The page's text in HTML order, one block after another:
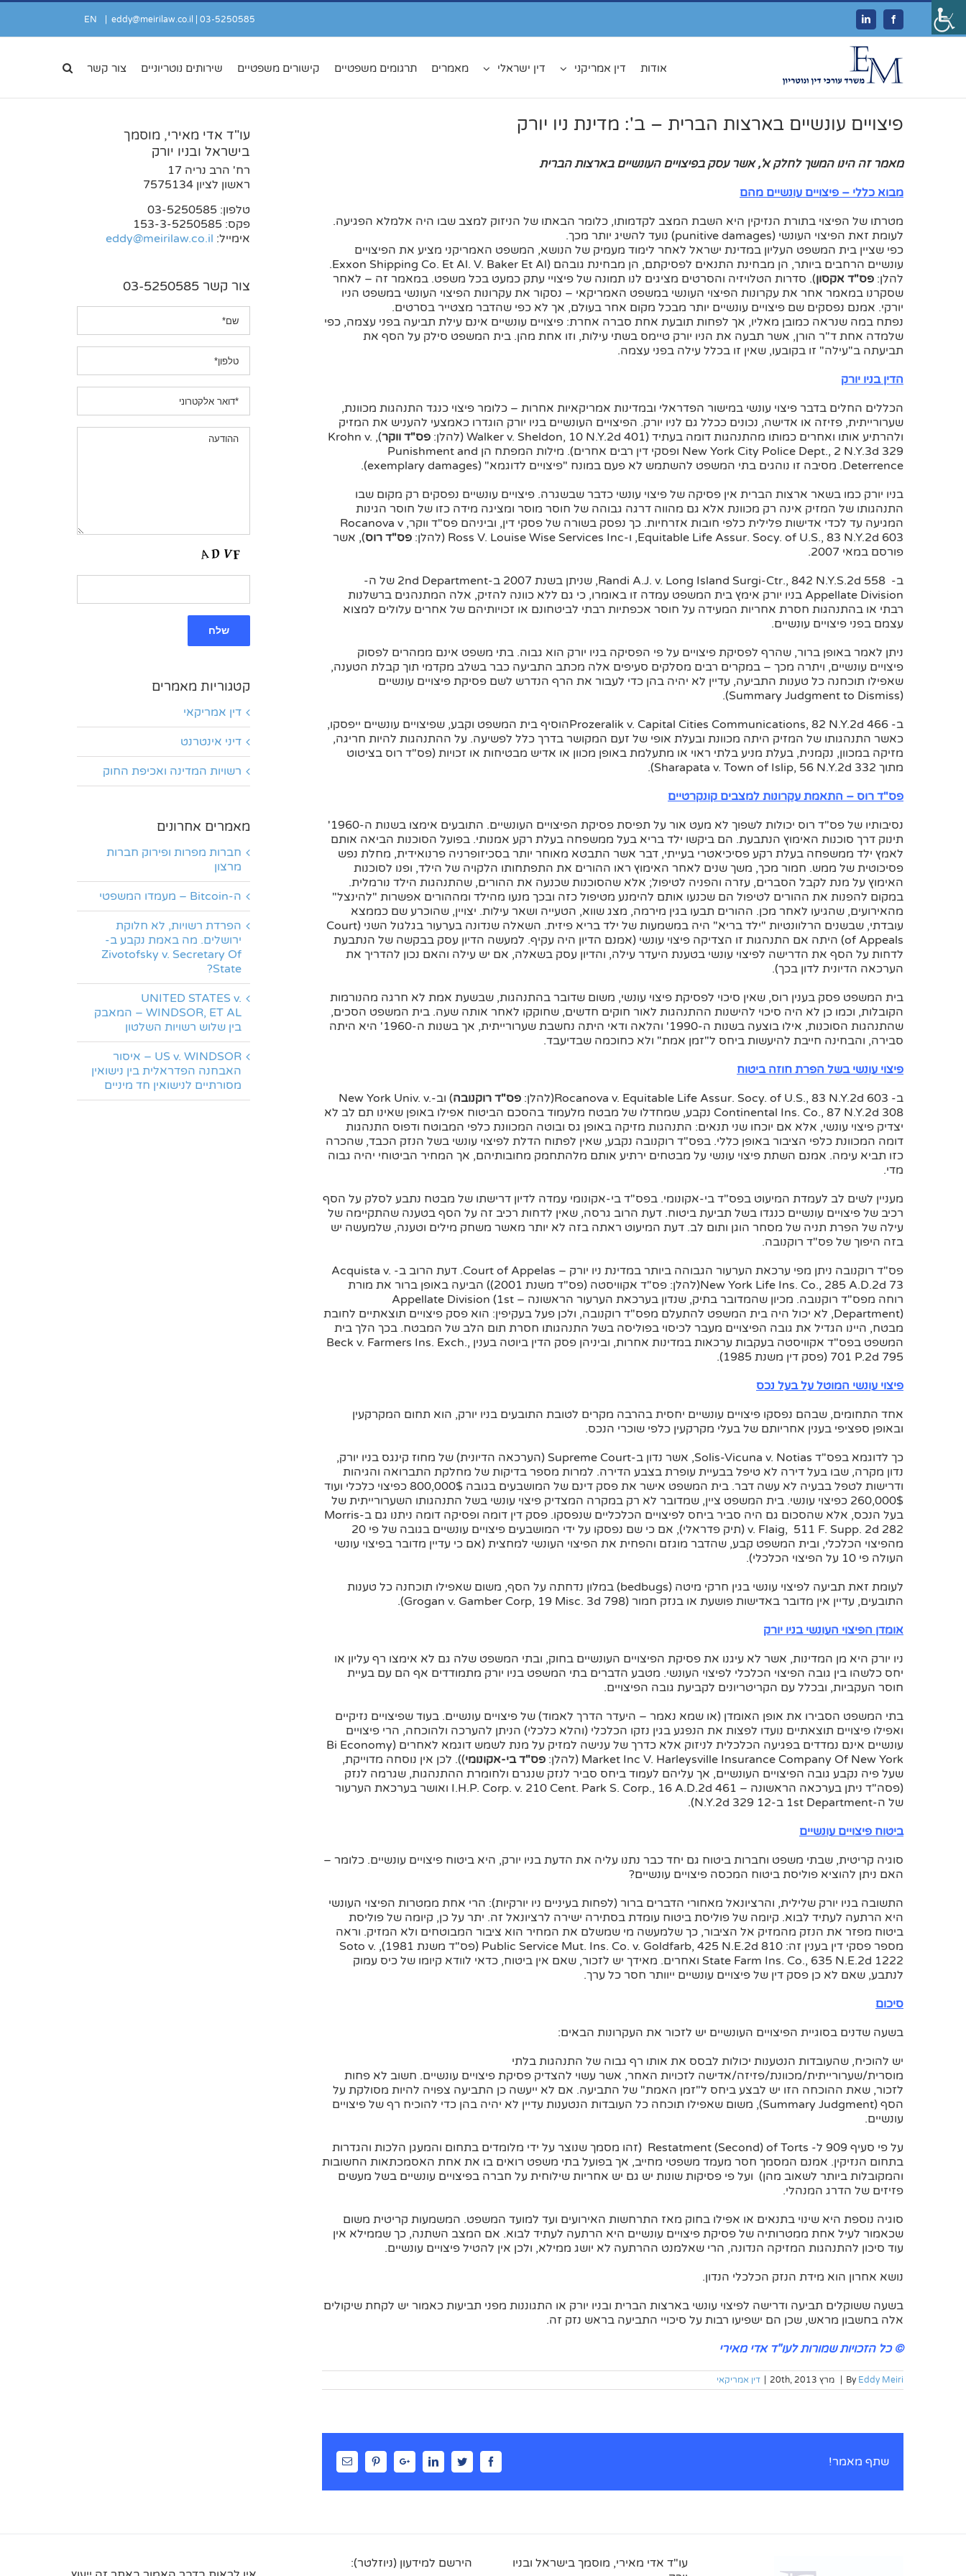
Facebook
Linkedin
03-5250585 |
EN eddy@meirilaw.co.il
אודות דין אמריקני דין ישראלי מאמרים תרגומים משפטיים קישורים משפטיים שירותים נוטריוניים צור קשר
פיצויים עונשיים בארצות הברית – ב': מדינת ניו יורק
מאמר זה הינו המשך לחלק א', אשר עסק בפיצויים העונשיים בארצות הברית
מבוא כללי – פיצויים עונשיים מהם
מטרתו של הפיצוי בתורת הנזיקין היא השבת המצב לקדמותו, כלומר הבאתו של הניזוק למצב שבו היה אלמלא הפגיעה.
לעומת זאת הפיצוי העונשי (punitive damages) נועד להשיג יותר מכך.
כפי שציין בית המשפט העליון במדינת ישראל לאחר לימוד מעמיק של הנושא, המשפט האמריקני מציע את הפיצויים
עונשיים הרחבים ביותר, הן מבחינת התנאים לפסיקתם, הן מבחינת גובהם (Exxon Shipping Co. Et Al. V. Baker Et Al.
להלן: פס"ד אקסון). סדרות הטלויזיה והסרטים מציגים לנו תמונה של פיצויי עתק כמעט בכל משפט. במאמר זה – לאחר
שסקרנו במאמר אחר את עקרונות הפיצוי העונשי במשפט האמריקאי – נסקור את עקרונות הפיצוי העונשי במשפט הניו
יורקי. אמנם נפסקים שם פיצויים עונשיים יותר מבכל מקום אחר בעולם, אך לא כפי שהדבר מצטייר בסרטים.
נפתח במה שנראה כמובן מאליו, אך לפחות תובעת אחת סברה אחרת: פיצויים עונשיים אינם עילת תביעה בפני עצמה, כפי
שלמדה אחת ד"ר הורן, אשר תבעה את הניו יורק טיימס בשתי עילות, וזו אחת מהן. בית המשפט סילק על הסף את
תביעתה ב"עילה" זו בקובעו, שאין זו בכלל עילה בפני עצמה.
הדין בניו יורק
הכללים החלים בדבר פיצוי עונשי במישור הפדראלי ובמדינות אמריקאיות אחרות – כלומר פיצוי כנגד התנהגות מכוונת,
שערורייתית, פזיזה או אדישה, נכונים ככלל גם לניו יורק. הפיצויים העונשיים בניו יורק הוגדרו כאמצעי להעניש את המזיק
ולהרתיע אותו ואחרים כמותו מהתנהגות דומה בעתיד (Walker v. Sheldon, 10 N.Y.2d 401 (להלן:
פס"ד ווקר
), Krohn v.
New York City Police Dept., 2 N.Y.3d 329 ופסקי דין רבים אחרים). מילות המפתח הן Punishment and
Deterrence. מסיבה זו נוהגים בתי המשפט להשתמש לא פעם במונח "פיצויים לדוגמא" (exemplary damages).
בניו יורק כמו בשאר ארצות הברית אין פסיקה של פיצוי עונשי כדבר שבשגרה. פיצויים עונשיים נפסקים רק מקום שבו
התנהגותו של המזיק אינה רק מכוונת אלא גם מהווה דרגה גבוהה של חוסר מוסר ומציגה מידה כזו של חוסר הגינות
המגיעה עד לכדי אדישות פלילית כלפי חובות אזרחיות. כך נפסק בשורה של פסקי דין, וביניהם פס"ד ווקר, Rocanova v
Equitable Life Assur. Socy. of U.S., 83 N.Y.2d 603, ו-Ross V. Louise Wise Services Inc (להלן:
פס"ד רוס), אשר
פורסם במאי 2007.
ב- Randi A.J. v. Long Island Surgi-Ctr., 842 N.Y.S.2d 558, שניתן בשנת 2007 ב-2nd Department של ה-
Appellate Division בניו יורק אימץ בית המשפט עמדה זו באומרו, כי גם ללא כוונה להזיק, אלה המתנהגים ברשלנות
רבתי או בהתנהגות חסרת אחריות המעידה על חוסר אכפתיות רבתי לביטחונם או זכויותיהם של אחרים עלולים למצוא
עצמם בפני פיצויים עונשיים.
ניתן לאמר באופן ברור, שהרף לפסיקת פיצויים על פי הפסיקה בניו יורק הוא גבוה. בתי משפט אינם ממהרים לפסוק
פיצויים עונשיים, ויתרה מכך – במקרים רבים מסלקים סעיפים אלה מכתב התביעה כבר בשלב מקדמי תוך קבלת הטענה,
שאפילו תוכחנה כל טענות התביעה, עדיין לא יהיה בהן כדי לעבור את הרף הנדרש לשם פסיקת פיצויים עונשיים
(Summary Judgment to Dismiss).
ב- Prozeralik v. Capital Cities Communications, 82 N.Y.2d 466הוסיף בית המשפט וקבע, שפיצויים עונשיים ייפסקו,
כאשר התנהגותו של המזיק היתה מכוונת ובעלת אופי של זעם המקושר בדרך כלל לפשיעה. על ההתנהגות להיות חריגה,
מזיקה במכוון, נקמנית, בעלת מניע בלתי ראוי או מתעלמת באופן מכוון או אדיש מבטיחות או זכויות (פס"ד רוס בציטוט
מתוך Sharapata v. Town of Islip, 56 N.Y.2d 332).
פס"ד רוס – התאמת עקרונות למצבים קונקרטיים
נסיבותיו של פס"ד רוס יכולות לשפוך לא מעט אור על תפיסת פסיקת הפיצויים העונשיים. התובעים אימצו בשנות ה-1960'
תינוק דרך סוכנות האימוץ הנתבעת. הם ביקשו ילד בריא בעל ממשפחה בעלת רקע אמנותי. בפועל הסוכנות הביאה אותם
לאמץ ילד ממשפחה בעלת רקע פסיכיאטרי בעייתי, דבר אשר התבטא מאוחר יותר בסכיזופרניה פרנואידית, מחלת נפש
פסיכוטית של ממש. חמור מכך, משך שנים לאחר האימוץ ראו ההורים את התפתחותו הלקויה של הילד, ופנו לסוכנות
האימוץ על מנת לקבל הסברים, עזרה והפניה לטיפול; אלא שהסוכנות שכנעה את ההורים, שהתנהגות הילד נורמלית.
במקום להפנות את ההורים לטיפול הם שכנעו אותם להימנע מטיפול כזה ובכך מנעו מהילד ומההורים אפשרות "להינצל"
מהאירועים, שהגיעו לאחר מכן. ההורים תבעו בגין מירמה, מצג שווא, הטעייה ושאר עילות. יצויין, שהוכרע שם כממצא
עובדתי, שבשנים הרלוונטיות "ילד בריא" היה במשמעות של ילד בריא פיזית. השאלה שנדונה בערעור בגלגול השני (Court
of Appeals) היתה אם התנהגות זו הצדיקה פיצוי עונשי (אמנם הדיון היה עקיף. למעשה הדיון עסק בבקשה של הנתבעת
לדחות על הסף את הדרישה לפיצוי עונשי בטענת היעדר עילה, והדיון עסק בשאלה, אם יש עילה והאם נכון להדריך את
הערכאה הדיונית לדון בכך).
בית המשפט פסק בענין רוס, שאין סיכוי לפסיקת פיצוי עונשי, משום שדובר בהתנהגות, שבשעת אמת לא חרגה מהנורמות
הקובלות, וכמו כן לא היה סיכוי להישנות ההתנהגות לאור חוקים חדשים, שחוקקו לאחר אותה שעה. בית המשפט הסכים,
שהתנהגות הסוכנות, אילו בוצעה בשנות ה-1990' והלאה ודאי היתה נחשבת שערורייתית, אך בשנות ה-1960' היא היתה
סבירה, והבחינה חייבת להיעשות ביחס ל"זמן אמת" ולא כחוכמה שבדיעבד.
פיצוי עונשי בשל הפרת חוזה ביטוח
ב- Rocanova v. Equitable Life Assur. Socy. of U.S., 83 N.Y.2d 603(להלן:
פס"ד רוקנובה
) וב-New York Univ. v.
Continental Ins. Co., 87 N.Y.2d 308 נקבע, שמחדלו של מבטח מלעמוד בהסכם הביטוח אפילו באופן שאינו תם לב לא
יצדיק פיצוי עונשי, אלא אם יוכחו שני תנאים: התנהגות מזיקה באופן גס ובוטה המכוונת כלפי המבוטח ודפוס התנהגות
דומה המכוונת כלפי הציבור באופן כללי. בפס"ד רוקנובה נקבע, שאין לפתוח הדלת לפיצוי עונשי בשל הנזק הכבד, שהכרה
כזו תביא עימה. אמנם השתת פיצוי עונשי על מבטחים ירתיע אותם מלהתחמק מחובותיהם, אך המחיר הביטוחי יהיה גבוה
מדי.
מעניין לשים לב לעמדת המיעוט בפס"ד בי-אקונומי. בפס"ד בי-אקונומי עמדה לדיון דרישתו של מבטח נתבע לסלק על הסף
רכיב של פיצויים עונשיים כנגדו בשל תביעת ביטוח. דעת הרוב גרסה, שאין לדחות רכיב זה על הסף בטענה שהתקיימה של
עילה של הפרת תניה של מסחר הוגן ותום לב. דעת המיעוט ראתה בזה לא יותר מאשר משחק מילים וטענה, שלמעשה יש
בזה היפוך של פס"ד רוקנובה.
פס"ד רוקנובה ניתן מפי ערכאת הערעור הגבוהה ביותר במדינת ניו יורק – Court of Appelas. דעת הרוב ב- Acquista v.
New York Life Ins. Co., 285 A.D.2d 73(להלן: פס"ד אקוויסטה (פס"ד משנת 2001)) הביעה באופן ברור את מורת
רוחה מפס"ד רוקנובה. מכיון שהמדובר בתיק, שנדון בערכאת הערעור הראשונה – Appellate Division (1st
Department), לא יכול היה בית המשפט להתעלם מפס"ד רוקנובה, ולכן פעל בעקיפין: הוא פסק פיצויים תוצאתיים לחובת
מבטח, היינו הגדיל את גובה הפיצויים מעבר לכיסוי בפוליסה בשל התנהגותו חסרת תום הלב של המבטח. בכך הלך בית
המשפט בפס"ד אקוויסטה בעקבות ערכאות במדינות אחרות, וביניהן פסק הדין ביוטה בענין Beck v. Farmers Ins. Exch.,
701 P.2d 795 (פסק דין משנת 1985).
פיצוי עונשי המוטל על בעל נכס
אחד התחומים, שבהם נפסקו פיצויים עונשיים יחסית בהרבה מקרים לטובת התובעים בניו יורק, הוא תחום המקרקעין
ובאופן ספציפי בענין אחריותם של בעלי מקרקעין כלפי שוכרי הנכס.
כך לדוגמא בפס"ד Solis-Vicuna v. Notias, אשר נדון ב-Supreme Court (הערכאה הדיונית) של מחוז קינגס בניו יורק,
נדון מקרה, שבו בעל דירה לא טיפל בבעיית עופרת בצבע הדירה. למרות מספר בדיקות של מחלקת התברואה והגיהות
ודרישות לטפל בבעיה לא עשה דבר. בית המשפט אישר את פסק דינם של המושבעים בגובה 800,000$ כפיצוי כלכלי ועוד
260,000$ כפיצוי עונשי. בית המשפט ציין, שמדובר לא רק במקרה המצדיק פיצוי עונשי בשל התנהגותו השערורייתית של
בעל הנכס, אלא שהסכום גם היה סביר ביחס לפיצויים הכלכליים שנפסקו. פסק דין דומה ופסיקה דומה ניתנו גם ב-Morris
v. Flaig, 511 F. Supp. 2d 282 (תיק פדראלי), אם כי שם נפסקו על ידי המושבעים פיצויים עונשיים בגובה של פי 20
מהפיצוי הכלכלי, ובית המשפט קבע, שהדבר מוגזם והפחית את הפיצוי העונשי למחצית (אם כי עדיין מדובר בפיצוי עונשי
העולה פי 10 על הפיצוי הכלכלי).
לעומת זאת תביעה לפיצוי עונשי בגין חרקי מיטה (bedbugs) במלון נדחתה על הסף, משום שאפילו תוכחנה כל טענות
התובעים, עדיין אין מדובר באדישות פושעת או בנזק חמור (Grogan v. Gamber Corp, 19 Misc. 3d 798).
אומדן הפיצוי העונשי בניו יורק
ניו יורק היא מן המדינות, אשר לא עיגנו את פסיקת הפיצויים העונשיים בחוק, ובתי המשפט שלה גם לא אימצו רף עליון או
יחס כלשהו בין גובה הפיצוי הכלכלי לפיצוי העונשי. מטבע הדברים בתי המשפט בניו יורק מתמודדים אף הם עם בעיית
חוסר העקביות, ובכלל עם הקריטריונים לקביעת גובה הפיצויים.
בתי המשפט הסבירו את אופן האומדן (או שמא נאמר – היעדר הדרך לאמוד) של פיצויים עונשיים. בעוד שפיצויים נזיקיים
ואפילו פיצויים תוצאתיים נועדו לפצות את הנפגע בגין נזקו הכלכלי (והלא כלכלי) הניתן להערכה ולהוכחה, הרי פיצויים
עונשיים אינם נמדדים בפגיעה הכלכלית לניזוק אלא כדרך של ענישה למזיק על מנת לשמש דוגמא לאחרים (Bi Economy
Market Inc V. Harleysville Insurance Company Of New York (להלן:
פס"ד בי-אקונומי)). לכן אין נוסחה מדוייקת,
שעל פיה נקבע גובה הפיצויים העונשיים, אך עליהם לעמוד ביחס סביר לנזק שנגרם ולחומרת ההתנהגות, שגרמה לנזק
(פסה"ד ניתן בערכאה הראשונה – I.H.P. Corp. v. 210 Cent. Park S. Corp., 16 A.D.2d 461 ואושר בערכאת הערעור
של ה-1st Department ב-12 N.Y.2d 329).
ביטוח פיצויים עונשיים
סוגיה קריטית, שבתי משפט וחברות ביטוח גם יחד כבר נתנו עליה את הדעת בניו יורק, היא ביטוח פיצויים עונשיים. כלומר –
האם ניתן להוציא פוליסת ביטוח המכסה פיצויים עונשיים?
התשובה בניו יורק שלילית, והרציונאל מאחורי הדברים ברור (לפחות בעיניים ניו יורקיות): הרי אחת ממטרות הפיצוי העונשי
היא הרתעה לעתיד לבוא. קיומה של פוליסת ביטוח עומדת בסתירה ישירה לרציונאל זה. יתר על כן, קיומה של פוליסת
ביטוח מפזר את הנזק מהמזיק אל הציבור, כך שלמעשה מי שמשלם את המחיר הוא ציבור המבוטחים ולא המזיק. וראה
מספר פסקי דין בענין זה: Public Service Mut. Ins. Co. v. Goldfarb, 425 N.E.2d 810 (פס"ד משנת 1981), Soto v.
State Farm Ins. Co., 635 N.E.2d 1222 ואחרים. מאידך יש לזכור, שאם אין ביטוח, כדאי לוודא קיומו של כיס עמוק
לנתבע, שאם לא כן פסק דין של פיצויים עונשיים ייוותר חסר כל ערך.
סיכום
בשעה שדנים בסוגיית הפיצויים העונשיים יש לזכור את העקרונות הבאים:
יש להוכיח, שהעובדות הנטענות יכולות לבסס את אותו רף גבוה של התנהגות בלתי
מוסרית/שערורייתית/מכוונת/פזיזה/אדישה לזכויות האחר, אשר עשוי להצדיק פסיקת פיצויים עונשיים. חשוב לא פחות
לזכור, שאת ההוכחה הזו יש לבצע ביחס ל"זמן האמת" של התביעה. אם לא ייעשה כן התביעה צפויה להיות מסולקת על
הסף (Summary Judgment), משום שאפילו תוכחה כל העובדות הנטענות עדיין לא יהיה בהן כדי להוכיח רף של פיצויים
עונשיים.
על פי סעיף 909 ל- Restatment (Second) of Torts (זהו מסמך שנוצר על ידי מלומדים בתחום והמעגן הלכות והגדרות
בתחום הנזיקין. אמנם המסמך חסר מעמד משפטי מחייב, אך בפועל בתי משפט רואים בו את אחת האסמכתאות החשובות
והמקובלות ביותר לשאוב מהן) ועל פי פסיקות שונות יש גם יש אחריות שילוחית על חברה בפיצויים עונשיים בשל מעשים
פזיזים של הדרג המנהלי.
סוגיה נוספת היא שינוי בתנאים או אפילו בחוק מאז התרחשות האירועים ועד למועד המשפט. המשמעות קריטית משום
שכאמור לעיל אחת ממטרותיה של פסיקת פיצויים עונשיים היא הרתעה לעתיד לבוא. אם המצב השתנה, כך שממילא אין
עוד סיכון להתנהגות המזיקה הנדונה, הרי שאלמנט ההרתעה לא יושג ממילא, ולכן אין להטיל פיצויים עונשיים.
נושא אחרון הוא מידת הנזק הכלכלי הנדון.
בשעה ששוקלים תביעה ודרישה לפיצוי עונשי בארצות הברית ובניו יורק או התגוננות מפני תביעות כאמור יש לקחת שיקולים
אלה בחשבון מראש, שכן הם ישפיעו רבות על סיכויי התביעה בראש נזק זה.
© כל הזכויות שמורות לעו"ד אדי מאירי
By Eddy Meiri מרץ 20th, 2013 דין אמריקאי
שתף מאמר! Facebook
Twitter
Linkedin
Google+
Pinterest
Email
עו"ד אדי מאירי, מוסמך
בישראל ובניו יורק
רח' הרב נריה 17
ראשון לציון 7575134
טלפון: 03-5250585
פקס: 153-3-5250585
אימייל: eddy@meirilaw.co.il
צור קשר 03-5250585
קטגוריות מאמרים
דין אמריקאי
דיני אינטרנט
רשויות המדינה ואכיפת החוק
מאמרים אחרונים
חברות מפרות ופירוק חברות
מרצון
ה-Bitcoin – מעמדו המשפטי
הפרדת רשויות, לא חלוקת
ירושלים. מה באמת נקבע ב-
Zivotofsky v. Secretary Of
State?
UNITED STATES v.
WINDSOR, ET AL – המאבק
בין שלוש רשויות השלטון
US v. WINDSOR – איסור
האבחנה הפדראלית בין נישואין
מסורתיים לנישואין חד מיניים
עו"ד אדי מאירי, מוסמך בישראל ובניו
הירשם למידעון (ניוזלטר):